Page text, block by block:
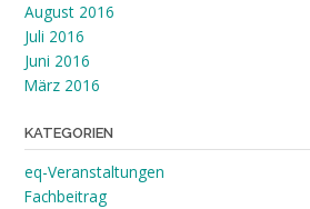
August 2016
Juli 2016
Juni 2016
März 2016
KATEGORIEN
eq-Veranstaltungen
Fachbeitrag